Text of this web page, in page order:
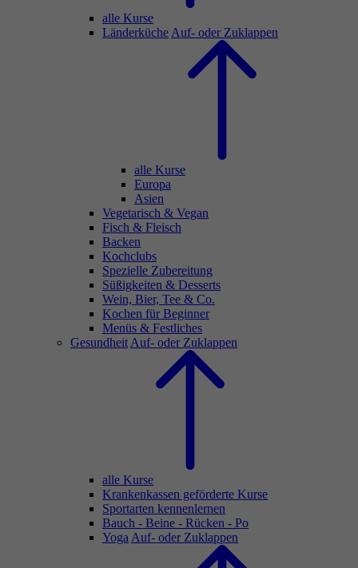
alle Kurse
Länderküche Auf- oder Zuklappen
alle Kurse
Europa
Asien
Vegetarisch & Vegan
Fisch & Fleisch
Backen
Kochclubs
Spezielle Zubereitung
Süßigkeiten & Desserts
Wein, Bier, Tee & Co.
Kochen für Beginner
Menüs & Festliches
Gesundheit Auf- oder Zuklappen
alle Kurse
Krankenkassen geförderte Kurse
Sportarten kennenlernen
Bauch - Beine - Rücken - Po
Yoga Auf- oder Zuklappen